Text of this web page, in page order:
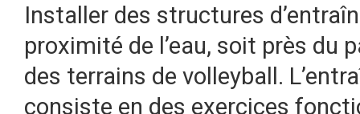
Installer des structures
proximité de l’eau, soit près du
des terrains de volleyball.
consiste en des exercices